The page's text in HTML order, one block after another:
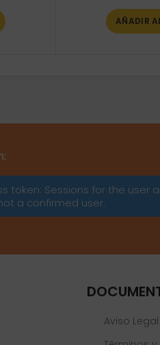
AÑADIR
token: Sessions for the user
a confirmed user.
Aviso Legal